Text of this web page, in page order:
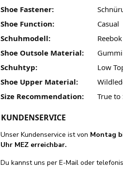
Shoe Fastener:
Shoe Function:
Casual
Schuhmodell:
Shoe Outsole Material:
Gummi
Schuhtyp:
Low
Shoe Upper Material:
Size Recommendation:
True to
KUNDENSERVICE
Unser Kundenservice ist von Montag
Uhr MEZ erreichbar.
Du kannst uns per E-Mail oder